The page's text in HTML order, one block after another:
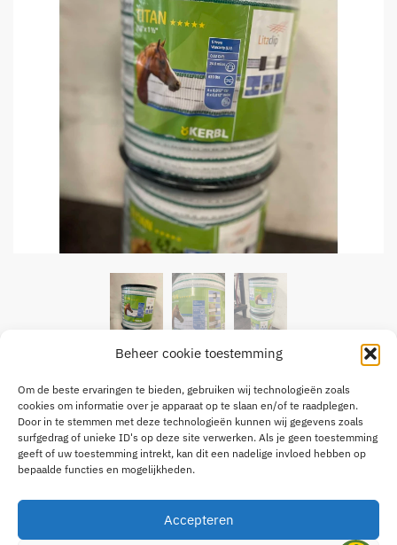
Beheer cookie toestemming
Om de beste ervaringen te bieden, gebruiken wij technologieën zoals
cookies om informatie over je apparaat op te slaan en/of te raadplegen.
Door in te stemmen met deze technologieën kunnen wij gegevens zoals
surfgedrag of unieke ID's op deze site verwerken. Als je geen toestemming
geeft of uw toestemming intrekt, kan dit een nadelige invloed hebben op
bepaalde functies en mogelijkheden.
Accepteren
Kerbl Titan Wei omheining wit
€42,00
2 op voorraad
Kerbl
Wei